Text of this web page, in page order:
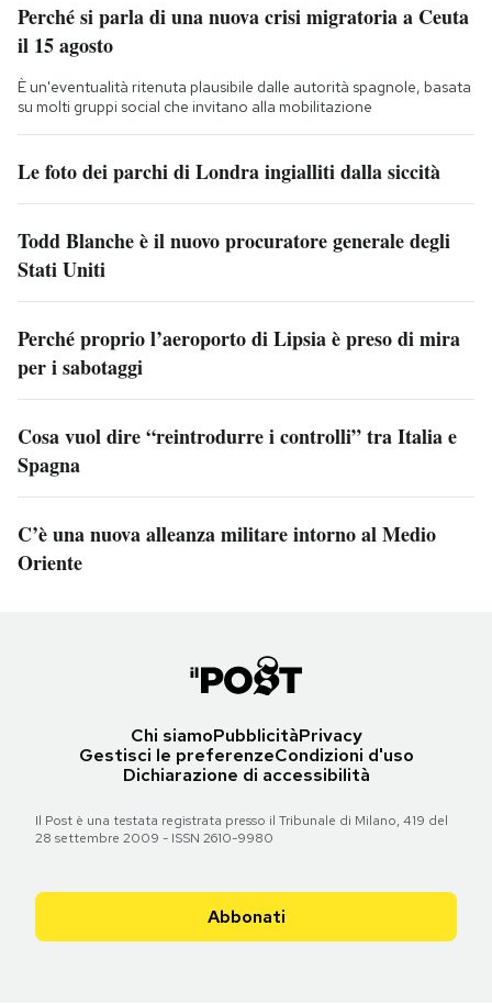
Perché si parla di una nuova crisi migratoria a Ceuta
il 15 agosto
È un'eventualità ritenuta plausibile dalle autorità spagnole, basata
su molti gruppi social che invitano alla mobilitazione
Le foto dei parchi di Londra ingialliti dalla siccità
Todd Blanche è il nuovo procuratore generale degli
Stati Uniti
Perché proprio l’aeroporto di Lipsia è preso di mira
per i sabotaggi
Cosa vuol dire “reintrodurre i controlli” tra Italia e
Spagna
C’è una nuova alleanza militare intorno al Medio
Oriente
Chi siamoPubblicitàPrivacy
Gestisci le preferenzeCondizioni d'uso
Dichiarazione di accessibilità
Il Post è una testata registrata presso il Tribunale di Milano, 419 del
28 settembre 2009 - ISSN 2610-9980
Abbonati